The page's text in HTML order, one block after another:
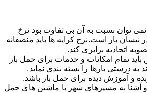
توان نسبت به آن بی تفاوت بود نرخ
نیسان بار است.نرخ کرایه ها باید منصفانه
اتحادیه برابری کند.
تمام امکانات و خدمات برای حمل بار
به درستی بارها را بسته بندی نماید.
و آموزش دیده برای حمل بار باشد.
آشنا به مسیرهای شهر با ماشین های حمل